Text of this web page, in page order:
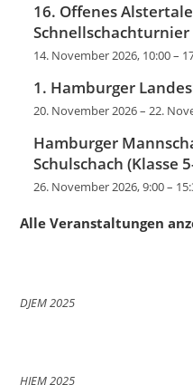
16. Offenes
Schnellschachturnier
14. November 2026, 10:00–
1. Hamburger
20. November 2026–22.
Hamburger
Schulschach (Klasse
26. November 2026, 9:00–
Alle Veranstaltungen
DJEM 2025
HJEM 2025